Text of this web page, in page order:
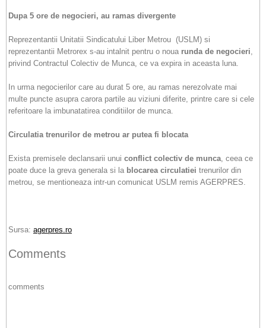
Dupa 5 ore de negocieri, au ramas divergente
Reprezentantii Unitatii Sindicatului Liber Metrou (USLM) si
reprezentantii Metrorex s-au intalnit pentru o noua runda de negocieri,
privind Contractul Colectiv de Munca, ce va expira in aceasta luna.
In urma negocierilor care au durat 5 ore, au ramas nerezolvate mai
multe puncte asupra carora partile au viziuni diferite, printre care si cele
referitoare la imbunatatirea conditiilor de munca.
Circulatia trenurilor de metrou ar putea fi blocata
Exista premisele declansarii unui conflict colectiv de munca, ceea ce
poate duce la greva generala si la blocarea circulatiei trenurilor din
metrou, se mentioneaza intr-un comunicat USLM remis AGERPRES.
Sursa: agerpres.ro
Comments
comments